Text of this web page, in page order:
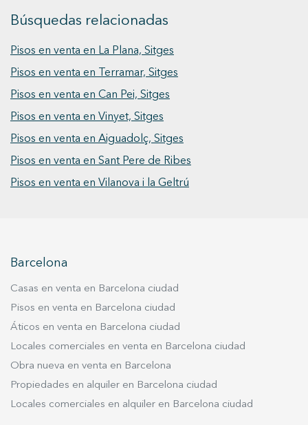
cuenta con una magnífica zona ajardinada,
piscina comunitaria y acceso privado
practicamente directo a la playa, convirtiendo
permanentes. Una propiedad que combina
amplitud, confort, exclusividad y una ubicación
excepcional para quienes desean vivir junto al
centro de Sitges a pocos minutos caminando. No
dude en contactar con Duran Carasso para
descubrir esta magnífica propiedad y concertar
de este lugar el hogar ideal. Vive donde
Búsquedas relacionadas
Pisos en venta en La Plana, Sitges
Pisos en venta en Terramar, Sitges
Pisos en venta en Can Pei, Sitges
Pisos en venta en Vinyet, Sitges
Pisos en venta en Aiguadolç, Sitges
Pisos en venta en Sant Pere de Ribes
Pisos en venta en Vilanova i la Geltrú
Barcelona
Casas en venta en Barcelona ciudad
Pisos en venta en Barcelona ciudad
Áticos en venta en Barcelona ciudad
Locales comerciales en venta en Barcelona ciudad
Obra nueva en venta en Barcelona
Propiedades en alquiler en Barcelona ciudad
Locales comerciales en alquiler en Barcelona ciudad